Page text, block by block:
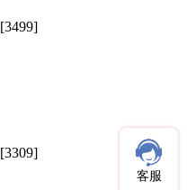
[3499]
[3309]
客服